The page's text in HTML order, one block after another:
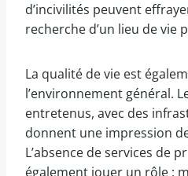
d’incivilités peuvent
recherche d’un lieu de vie
La qualité de vie est
l’environnement général.
entretenus, avec des
donnent une impression
L’absence de services de
également jouer un rôle :